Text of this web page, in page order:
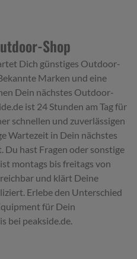
Shop
Dich günstiges Outdoor-
Marken und eine
Dein nächstes Outdoor-
ist 24 Stunden am Tag für
schnellen und zuverlässigen
Wartezeit in Dein nächstes
Du hast Fragen oder sonstige
montags bis freitags von
und klärt Deine
Erlebe den Unterschied
für Dein
bei peakside.de.